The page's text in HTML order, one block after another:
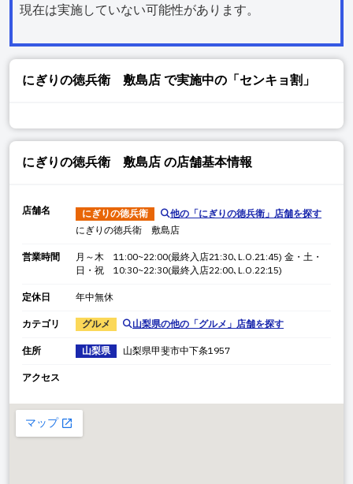
現在は実施していない可能性があります。
にぎりの徳兵衛 敷島店 で実施中の「センキョ割」
にぎりの徳兵衛 敷島店 の店舗基本情報
店舗名 にぎりの徳兵衛 他の「にぎりの徳兵衛 」店舗を探す
にぎりの徳兵衛 敷島店
営業時間
月～木 11:00~22:00(最終入店21:30､L.O.21:45) 金・土・
日・祝 10:30~22:30(最終入店22:00､L.O.22:15)
定休日 年中無休
カテゴリ グルメ 山梨県の他の「グルメ 」店舗を探す
住所 山梨県 山梨県甲斐市中下条1957
アクセス